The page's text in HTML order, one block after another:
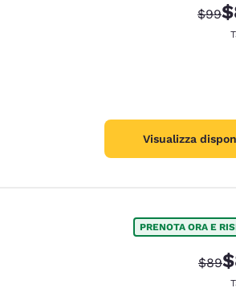
$99
Visualizza
PRENOTA ORA E
$89